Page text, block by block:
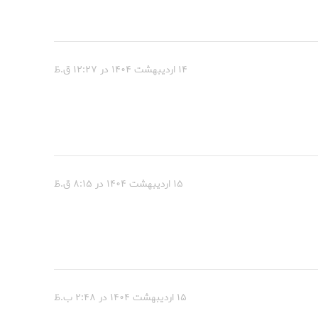
۱۴ اردیبهشت ۱۴۰۴ در ۱۲:۲۷ ق.ظ
۱۵ اردیبهشت ۱۴۰۴ در ۸:۱۵ ق.ظ
۱۵ اردیبهشت ۱۴۰۴ در ۲:۴۸ ب.ظ